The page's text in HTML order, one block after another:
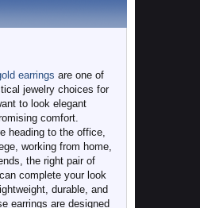
earrings are one of
jewelry choices for
to look elegant
comfort.
heading to the office,
working from home,
the right pair of
complete your look
durable, and
earrings are designed